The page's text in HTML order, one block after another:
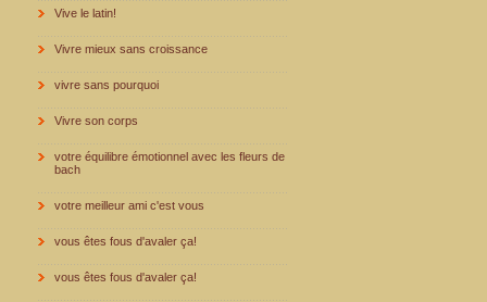
Vive le latin!
Vivre mieux sans croissance
vivre sans pourquoi
Vivre son corps
votre équilibre émotionnel avec les fleurs de
bach
votre meilleur ami c'est vous
vous êtes fous d'avaler ça!
vous êtes fous d'avaler ça!